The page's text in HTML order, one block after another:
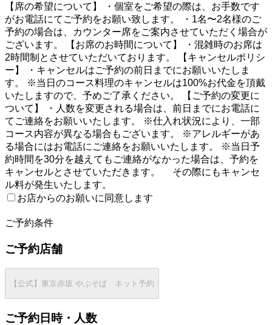
【席の希望について】 ・個室をご希望の際は、お手数です
がお電話にてご予約をお願い致します。 ・1名〜2名様のご
予約の場合は、カウンター席をご案内させていただく場合が
ございます。 【お席のお時間について】 ・混雑時のお席は
2時間制とさせていただいております。 【キャンセルポリシ
ー】 ・キャンセルはご予約の前日までにお願いいたしま
す。 ※当日のコース料理のキャンセルは100%お代金を頂戴
いたしますので、予めご了承ください。 【ご予約の変更に
ついて】 ・人数を変更される場合は、前日までにお電話に
てご連絡をお願いいたします。 ※仕入れ状況により、一部
コース内容が異なる場合もございます。 ※アレルギーがあ
る場合にはお電話にご連絡をお願いいたします。 ※当日予
約時間を30分を越えてもご連絡がなかった場合は、予約を
キャンセルとさせていただきます。 その際にもキャンセ
ル料が発生いたします。
お店からのお願いに同意します
ご予約条件
ご予約店舗
【公式】東京赤坂 やぶそば ネット予約
ご予約日時・人数